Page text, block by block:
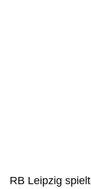
RB Leipzig